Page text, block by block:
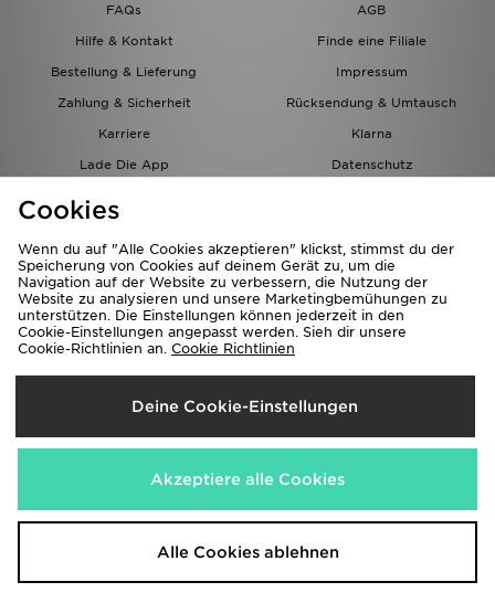
FAQs
AGB
Hilfe & Kontakt
Finde eine Filiale
Bestellung & Lieferung
Impressum
Zahlung & Sicherheit
Rücksendung & Umtausch
Karriere
Klarna
Lade Die App
Datenschutz
Lieferung Nach
Österreich
Wir akzeptieren folgende Zahlungsmethoden
Corporate Website www.jdplc.com
Cookies
Wenn du auf "Alle Cookies akzeptieren" klickst, stimmst du der
Speicherung von Cookies auf deinem Gerät zu, um die
Navigation auf der Website zu verbessern, die Nutzung der
Website zu analysieren und unsere Marketingbemühungen zu
unterstützen. Die Einstellungen können jederzeit in den
Cookie-Einstellungen angepasst werden. Sieh dir unsere
Cookie-Richtlinien an. Cookie Richtlinien
Deine Cookie-Einstellungen
Akzeptiere alle Cookies
Alle Cookies ablehnen